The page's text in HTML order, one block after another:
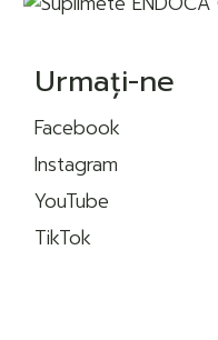
Urmați-ne
Facebook
Instagram
YouTube
TikTok